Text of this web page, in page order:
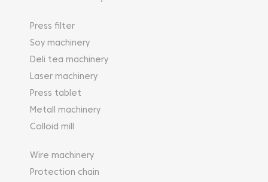
Press filter
Soy machinery
Deli tea machinery
Laser machinery
Press tablet
Metall machinery
Colloid mill
Wire machinery
Protection chain